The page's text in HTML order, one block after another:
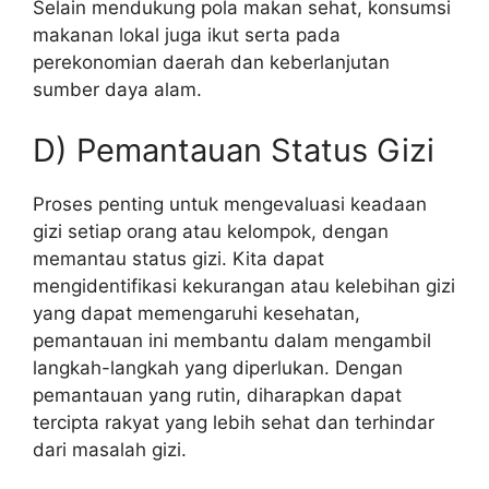
Selain mendukung pola makan sehat, konsumsi
makanan lokal juga ikut serta pada
perekonomian daerah dan keberlanjutan
sumber daya alam.
D) Pemantauan Status Gizi
Proses penting untuk mengevaluasi keadaan
gizi setiap orang atau kelompok, dengan
memantau status gizi. Kita dapat
mengidentifikasi kekurangan atau kelebihan gizi
yang dapat memengaruhi kesehatan,
pemantauan ini membantu dalam mengambil
langkah-langkah yang diperlukan. Dengan
pemantauan yang rutin, diharapkan dapat
tercipta rakyat yang lebih sehat dan terhindar
dari masalah gizi.